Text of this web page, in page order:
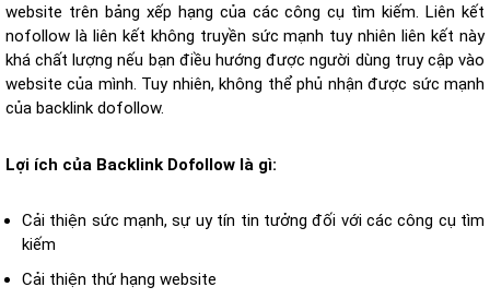
website trên bảng xếp hạng của các công cụ tìm kiếm. Liên kết
nofollow là liên kết không truyền sức mạnh tuy nhiên liên kết này
khá chất lượng nếu bạn điều hướng được người dùng truy cập vào
website của mình. Tuy nhiên, không thể phủ nhận được sức mạnh
của backlink dofollow.
Lợi ích của Backlink Dofollow là gì:
Cải thiện sức mạnh, sự uy tín tin tưởng đối với các công cụ tìm
kiếm
Cải thiện thứ hạng website